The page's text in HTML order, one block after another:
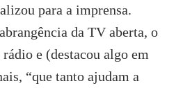
para a imprensa.
da TV aberta, o
e (destacou algo em
“que tanto ajudam a